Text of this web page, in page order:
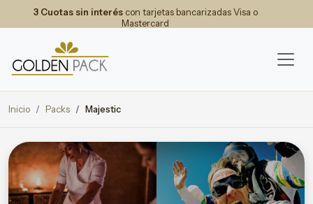
3 Cuotas sin interéscon tarjetas bancarizadas Visa o
Mastercard
Inicio Packs Majestic